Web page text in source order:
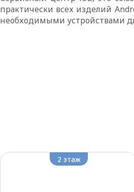
практически всех изделий
необходимыми устройствами
2 этаж